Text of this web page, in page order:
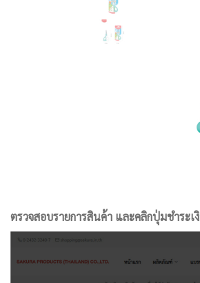
ตรวจสอบรายการสินค้า และคลิกปุ่มชำระเ